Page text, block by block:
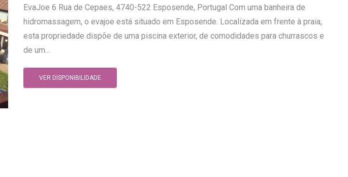
EvaJoe 6 Rua de Cepaes, 4740-522 Esposende, Portugal Com uma banheira de
hidromassagem, o evajoe está situado em Esposende. Localizada em frente à praia,
esta propriedade dispõe de uma piscina exterior, de comodidades para churrascos e
de um...
VER DISPONIBILIDADE